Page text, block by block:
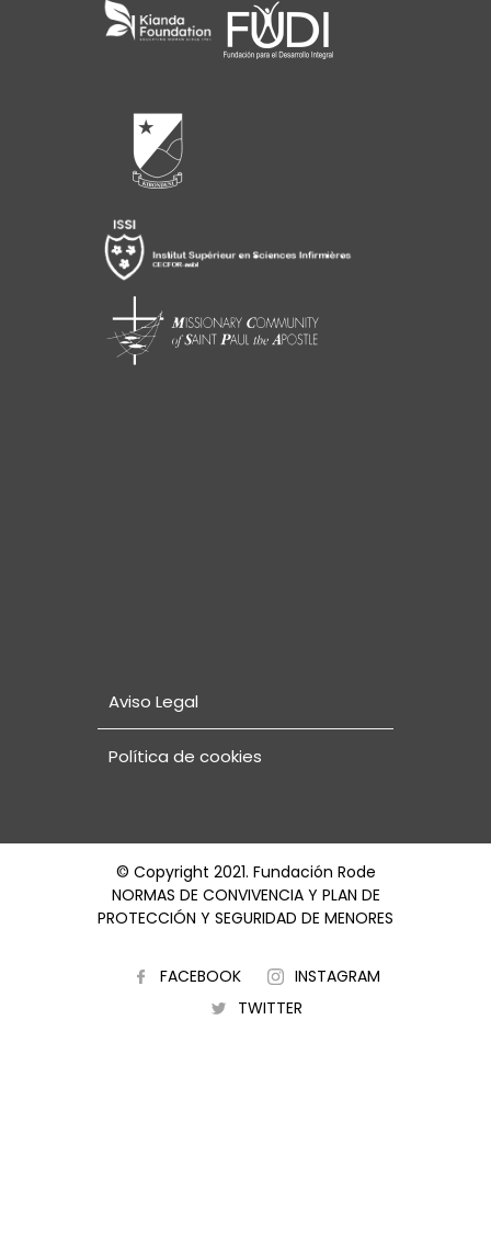
Aviso Legal
Política de cookies
© Copyright 2021. Fundación Rode
NORMAS DE CONVIVENCIA Y PLAN DE
PROTECCIÓN Y SEGURIDAD DE MENORES
FACEBOOK
INSTAGRAM
TWITTER